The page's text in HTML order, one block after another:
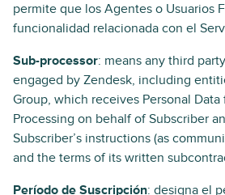
permite que los Agentes o Usuarios
funcionalidad relacionada con el
Sub-processor: means any third
engaged by Zendesk, including
Group, which receives Personal
Processing on behalf of Subscriber
Subscriber’s instructions (as
and the terms of its written
Período de Suscripción: designa el